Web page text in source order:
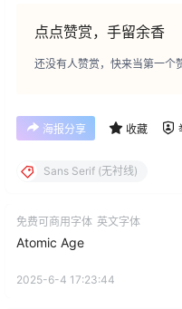
点点赞赏，手留余香
还没有人赞赏，快来当第一个
海报分享 收藏
Sans Serif (无衬线)
免费可商用字体 英文字体
Atomic Age
2025-6-4 17:23:44